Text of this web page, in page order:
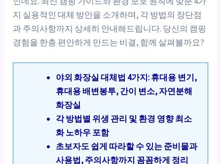
지 실용적인 대체 방안을 소개하며, 각 방법의 장단점
과 주의사항까지 상세히 안내해드립니다. 당신의 캠핑
경험을 한층 편안하게 만드는 비결, 함께 살펴볼까요?
야외 화장실 대체법 4가지: 휴대용 변기,
휴대용 배변봉투, 간이 변소, 자연분해
화장실
각 방법별 위생 관리 및 환경 영향 최소
화 노하우 포함
초보자도 쉽게 따라할 수 있는 준비물과
사용법, 주의사항까지 꼼꼼하게 정리